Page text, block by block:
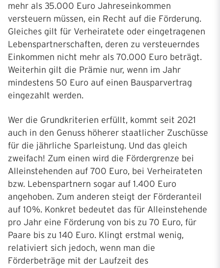
mehr als 35.000 Euro Jahreseinkommen
versteuern müssen, ein Recht auf die Förderung.
Gleiches gilt für Verheiratete oder eingetragenen
Lebenspartnerschaften, deren zu versteuerndes
Einkommen nicht mehr als 70.000 Euro beträgt.
Weiterhin gilt die Prämie nur, wenn im Jahr
mindestens 50 Euro auf einen Bausparvertrag
eingezahlt werden.
Wer die Grundkriterien erfüllt, kommt seit 2021
auch in den Genuss höherer staatlicher Zuschüsse
für die jährliche Sparleistung. Und das gleich
zweifach! Zum einen wird die Fördergrenze bei
Alleinstehenden auf 700 Euro, bei Verheirateten
bzw. Lebenspartnern sogar auf 1.400 Euro
angehoben. Zum anderen steigt der Förderanteil
auf 10%. Konkret bedeutet das für Alleinstehende
pro Jahr eine Förderung von bis zu 70 Euro, für
Paare bis zu 140 Euro. Klingt erstmal wenig,
relativiert sich jedoch, wenn man die
Förderbeträge mit der Laufzeit des